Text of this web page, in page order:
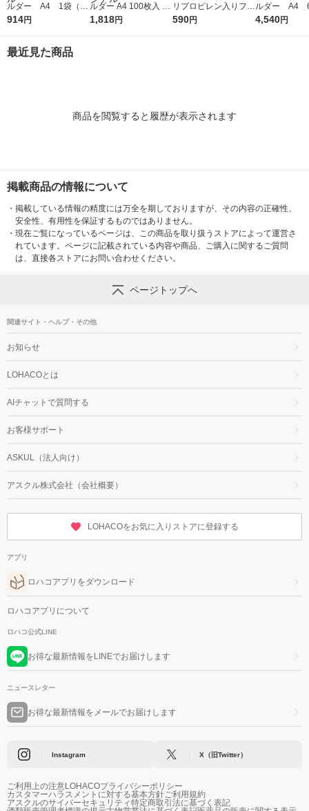
ルダー A4 1袋（10
0枚） スタンダー
914円
ルダー A4 100枚入 ス
タンダード ファイル
1,818円
リプロピレン入りファ
イルボックス スタン
590円
ルダー A4
エコノミー
4,540円
最近見た商品
商品を閲覧すると履歴が表示されます
掲載商品の情報について
・ 掲載している情報の精度には万全を期しておりますが、その内容の正確性、
安全性、有用性を保証するものではありません。
・ 現在ご覧になっているページは、この商品を取り扱うストアによって運営さ
れています。ページに記載されている内容や商品、ご購入に関するご質問
は、直接各ストアにお問い合わせください。
ページトップへ
関連サイト・ヘルプ・その他
お知らせ
LOHACOとは
AIチャットで質問する
お客様サポート
ASKUL（法人向け）
アスクル株式会社（会社概要）
LOHACOをお気に入りストアに登録する
アプリ
ロハコアプリをダウンロード
ロハコアプリについて
ロハコ公式LINE
お得な最新情報をLINEでお届けします
ニュースレター
お得な最新情報をメールでお届けします
Instagram X（旧Twitter）
ご利用上の注意LOHACOプライバシーポリシー
カスタマーハラスメントに対する基本方針ご利用規約
アスクルのサイバーセキュリティ特定商取引法に基づく表記